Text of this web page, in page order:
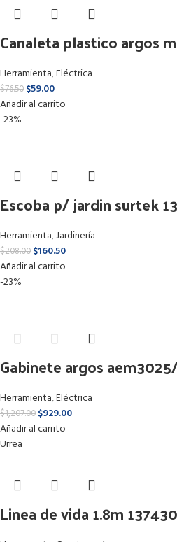
Canaleta plastico argos
Herramienta,Eléctrica
$76.50 $59.00
Añadir al carrito
-23%
Escoba p/ jardin surtek
Herramienta,Jardinería
$208.00 $160.50
Añadir al carrito
-23%
Gabinete argos
Herramienta,Eléctrica
$1,207.00 $929.00
Añadir al carrito
Urrea
Linea de vida 1.8m 137430